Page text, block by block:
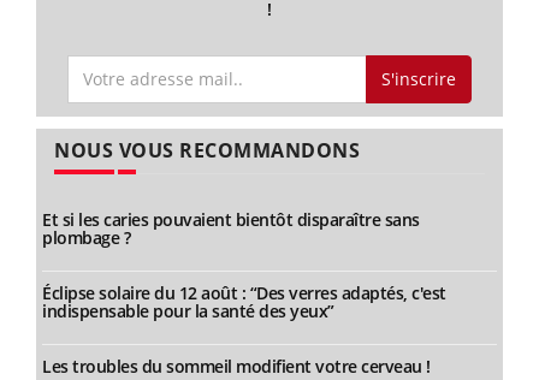
!
S'inscrire
NOUS VOUS RECOMMANDONS
Et si les caries pouvaient bientôt disparaître sans
plombage ?
Éclipse solaire du 12 août : “Des verres adaptés, c'est
indispensable pour la santé des yeux”
Les troubles du sommeil modifient votre cerveau !